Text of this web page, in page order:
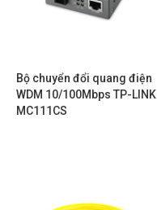
Bộ chuyển đổi quang điện
WDM 10/100Mbps TP-LINK
MC111CS